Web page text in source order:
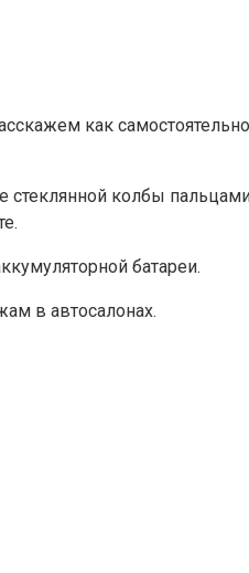
как
стеклянной колбы
батареи.
в автосалонах.